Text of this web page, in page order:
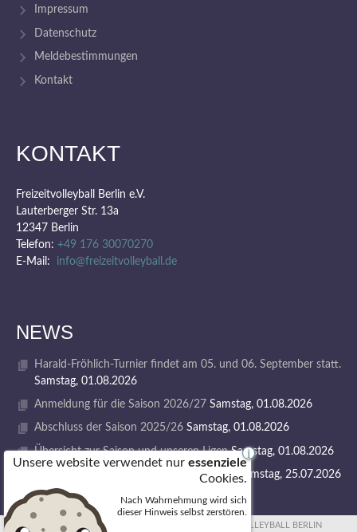
Impressum
Datenschutz
Meldebestimmungen
Kontakt
KONTAKT
Freizeitvolleyball Berlin e.V.
Lauterberger Str. 13a
12347 Berlin
Telefon: +49 176 30070270
E-Mail: info@freizeitvolleyball.de
NEWS
Harald-Fröhlich-Turnier findet am 05. und 06. September statt.
Samstag, 01.08.2026
Anmeldung für die Saison 2026/27 Samstag, 01.08.2026
Abschluss der Saison 2025/26 Samstag, 01.08.2026
Übersicht zur Saison und unseren Ligen Samstag, 01.08.2026
1. VOLLEY GODS SUMMER CAMP 2026 Samstag, 25.07.2026
© 2026 FREIZEITVOLLEYBALL BERLIN
Unsere website verwendet nur essenziele
Cookies.
Nach Wahrnehmung wird sich
dieser Hinweis selbst zerstören.
i